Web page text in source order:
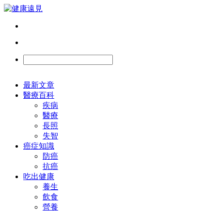
最新文章
醫療百科
疾病
醫療
長照
失智
癌症知識
防癌
抗癌
吃出健康
養生
飲食
營養